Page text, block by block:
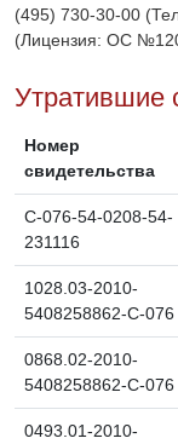
(495) 730-30-00
(Лицензия: ОС
Утратившие
Номер
свидетельства
C-076-54-0208-54-
231116
1028.03-2010-
5408258862-С-076
0868.02-2010-
5408258862-С-076
0493.01-2010-